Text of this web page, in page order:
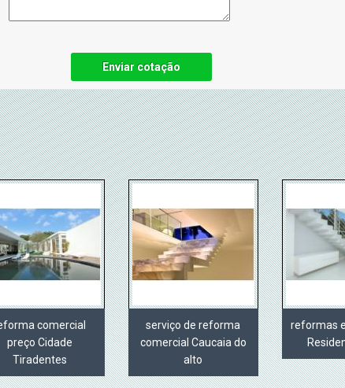
Enviar cotação
comercial
preço Cidade
Tiradentes
serviço de reforma
comercial Caucaia do
alto
reformas